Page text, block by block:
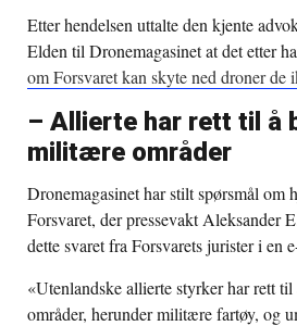
Etter hendelsen uttalte den kjente
Elden til Dronemagasinet at det etter
om Forsvaret kan skyte ned droner de
– Allierte har rett til å
militære områder
Dronemagasinet har stilt spørsmål om
Forsvaret, der pressevakt Aleksander
dette svaret fra Forsvarets jurister i en
«Utenlandske allierte styrker har rett
områder, herunder militære fartøy, og